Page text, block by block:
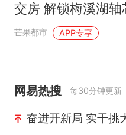
交房 解锁梅溪湖轴
新篇
芒果都市 APP专享
网易热搜 每30分钟更新
奋进开新局 实干挑